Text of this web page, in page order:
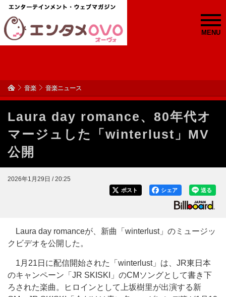
MENU
音楽 音楽ニュース
Laura day romance、80年代オ
マージュした「winterlust」MV
公開
2026年1月29日 / 20:25
送る
シェア
ポスト
Laura day romanceが、新曲「winterlust」のミュージッ
クビデオを公開した。
1月21日に配信開始された「winterlust」は、JR東日本
のキャンペーン「JR SKISKI」のCMソングとして書き下
ろされた楽曲。ヒロインとして上坂樹里が出演する新